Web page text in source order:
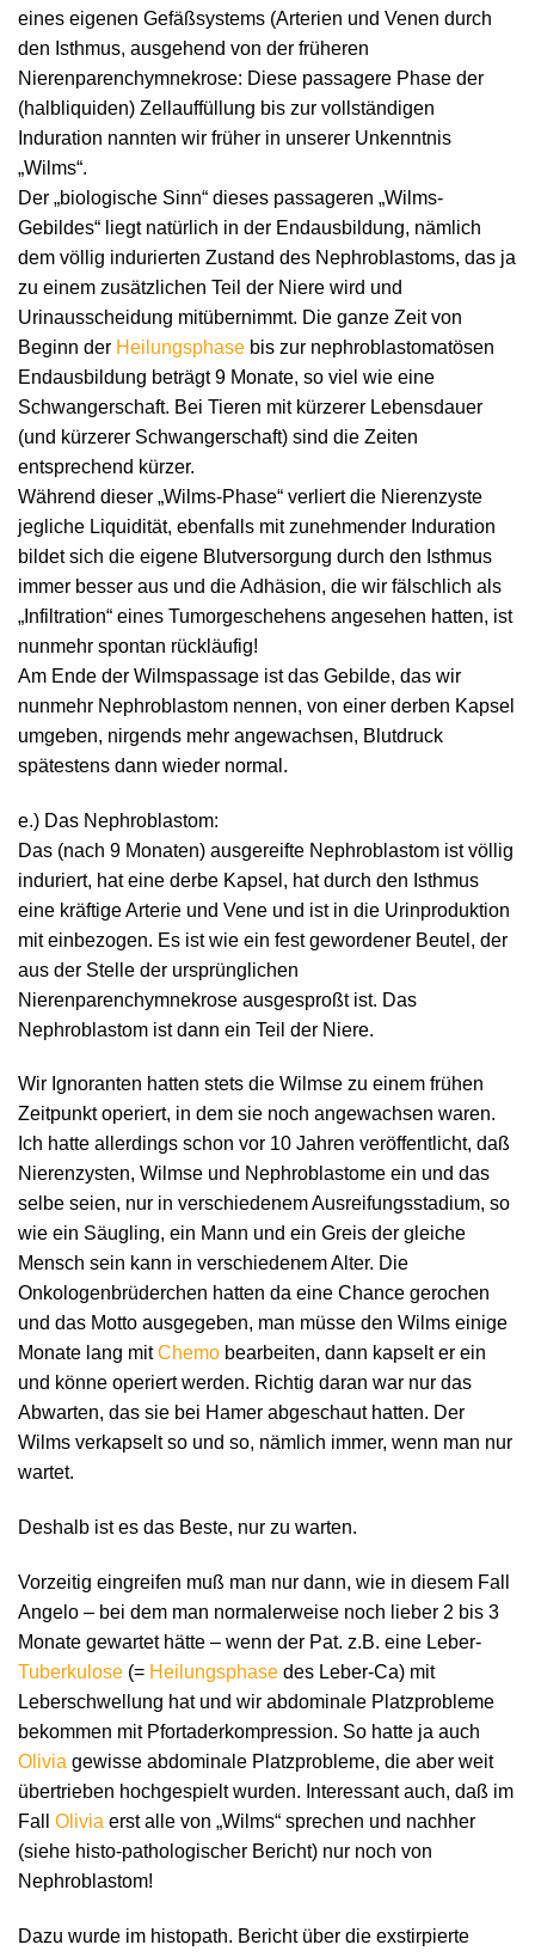
eines eigenen Gefäßsystems (Arterien und Venen durch
den Isthmus, ausgehend von der früheren
Nierenparenchymnekrose: Diese passagere Phase der
(halbliquiden) Zellauffüllung bis zur vollständigen
Induration nannten wir früher in unserer Unkenntnis
„Wilms“.
Der „biologische Sinn“ dieses passageren „Wilms-
Gebildes“ liegt natürlich in der Endausbildung, nämlich
dem völlig indurierten Zustand des Nephroblastoms, das ja
zu einem zusätzlichen Teil der Niere wird und
Urinausscheidung mitübernimmt. Die ganze Zeit von
Beginn der Heilungsphase bis zur nephroblastomatösen
Endausbildung beträgt 9 Monate, so viel wie eine
Schwangerschaft. Bei Tieren mit kürzerer Lebensdauer
(und kürzerer Schwangerschaft) sind die Zeiten
entsprechend kürzer.
Während dieser „Wilms-Phase“ verliert die Nierenzyste
jegliche Liquidität, ebenfalls mit zunehmender Induration
bildet sich die eigene Blutversorgung durch den Isthmus
immer besser aus und die Adhäsion, die wir fälschlich als
„Infiltration“ eines Tumorgeschehens angesehen hatten, ist
nunmehr spontan rückläufig!
Am Ende der Wilmspassage ist das Gebilde, das wir
nunmehr Nephroblastom nennen, von einer derben Kapsel
umgeben, nirgends mehr angewachsen, Blutdruck
spätestens dann wieder normal.
e.) Das Nephroblastom:
Das (nach 9 Monaten) ausgereifte Nephroblastom ist völlig
induriert, hat eine derbe Kapsel, hat durch den Isthmus
eine kräftige Arterie und Vene und ist in die Urinproduktion
mit einbezogen. Es ist wie ein fest gewordener Beutel, der
aus der Stelle der ursprünglichen
Nierenparenchymnekrose ausgesproßt ist. Das
Nephroblastom ist dann ein Teil der Niere.
Wir Ignoranten hatten stets die Wilmse zu einem frühen
Zeitpunkt operiert, in dem sie noch angewachsen waren.
Ich hatte allerdings schon vor 10 Jahren veröffentlicht, daß
Nierenzysten, Wilmse und Nephroblastome ein und das
selbe seien, nur in verschiedenem Ausreifungsstadium, so
wie ein Säugling, ein Mann und ein Greis der gleiche
Mensch sein kann in verschiedenem Alter. Die
Onkologenbrüderchen hatten da eine Chance gerochen
und das Motto ausgegeben, man müsse den Wilms einige
Monate lang mitChemo bearbeiten, dann kapselt er ein
und könne operiert werden. Richtig daran war nur das
Abwarten, das sie bei Hamer abgeschaut hatten. Der
Wilms verkapselt so und so, nämlich immer, wenn man nur
wartet.
Deshalb ist es das Beste, nur zu warten.
Vorzeitig eingreifen muß man nur dann, wie in diesem Fall
Angelo – bei dem man normalerweise noch lieber 2 bis 3
Monate gewartet hätte – wenn der Pat. z.B. eine Leber-
Tuberkulose (= Heilungsphase des Leber-Ca) mit
Leberschwellung hat und wir abdominale Platzprobleme
bekommen mit Pfortaderkompression. So hatte ja auch
Olivia gewisse abdominale Platzprobleme, die aber weit
übertrieben hochgespielt wurden. Interessant auch, daß im
Fall Olivia erst alle von „Wilms“ sprechen und nachher
(siehe histo-pathologischer Bericht) nur noch von
Nephroblastom!
Dazu wurde im histopath. Bericht über die exstirpierte